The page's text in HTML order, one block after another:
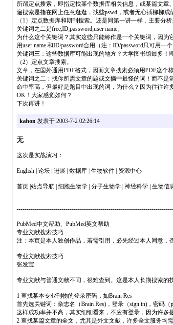
所谓定点搜索，即指定找某个数据库相关信息，或某篇文章。
遍搜索是指在网上任意逛逛，找些pswd，或者无心插柳柳成
（1）定点数据库和期刊搜索。还是同第一讲一样，主要分
关键词之二是free,ID,password,user name。
为什么这个关键词？其实这些只能称作是一个关键词，因为
用user name 和ID/password合用（注：ID/password只可用一
关键词三：这些数据库可能出现的地方？大学图书馆最多！
（2）定点文章搜索。
文章，在国外通用PDF格式，因而文章搜索必须用PDF这个
关键词之二：找你所需文章的题或文摘中最怪的词！而不是
命中率高，但最好是题目中出现的词，为什么？因为往往许
OK！大家感觉如何？
下次再讲！
kahon发表于 2003-7-2 02:26:14
无
这次是实战演习：
English | 论坛 | 进展 | 数据库 | 生物软件 | 资源中心
首页 |站点导航 | 细胞生物学 | 分子生物学 | 神经科学 | 生物信
--------------------------------------------------------------------------------
PubMed中文帮助、PubMed英文帮助
专业文献搜索技巧
注：本页是本人独创作品，若需引用，必先经过本人同意，
专业文献搜索技巧
张发宝
专业文献与普通文献不同，很难查到。这是本人长期搜索的
1 查找某本专业刊物的登录密码，如Brain Res
首先选关键词：杂志名（Brain Res)，登录（sign in)，密码（
这样成功率并不高，其实细细看来，不应有登录，因为许多
2 查找某篇文章的全文，尤其是外文文献，许多全文服务均需